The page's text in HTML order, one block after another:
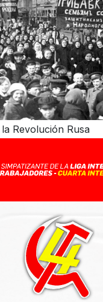
Revolución Rusa